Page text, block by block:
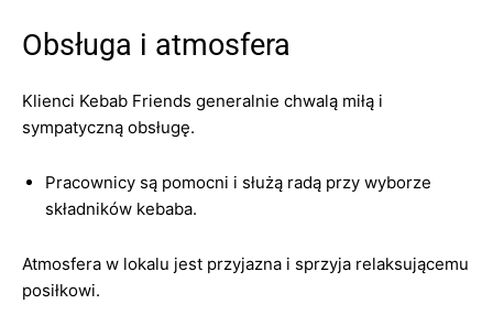
Obsługa i atmosfera
Klienci Kebab Friends generalnie chwalą miłą i
sympatyczną obsługę.
Pracownicy są pomocni i służą radą przy wyborze
składników kebaba.
Atmosfera w lokalu jest przyjazna i sprzyja relaksującemu
posiłkowi.